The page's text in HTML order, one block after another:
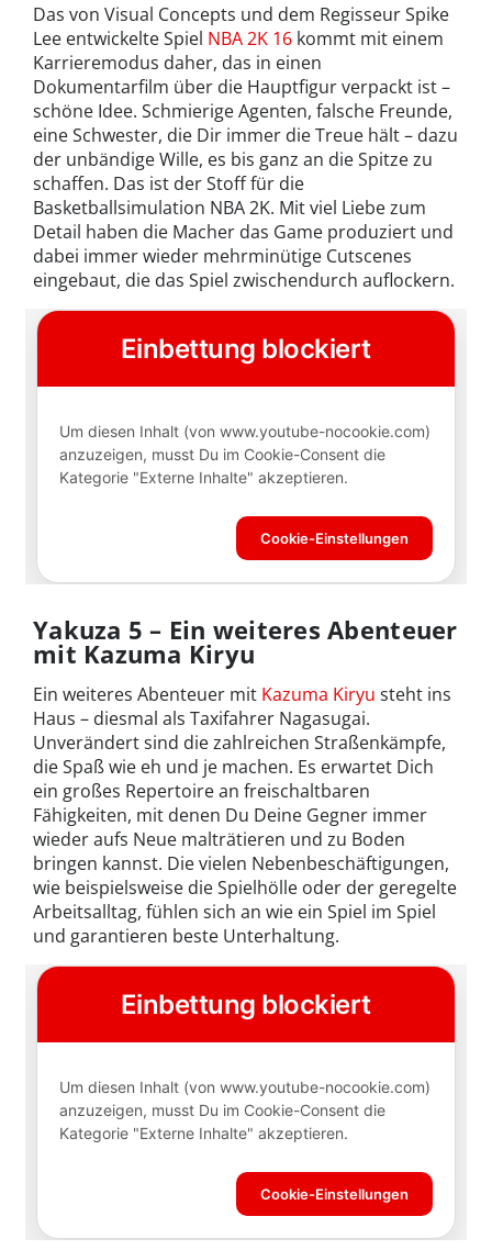
Das von Visual Concepts und dem Regisseur Spike
Lee entwickelte Spiel NBA 2K 16 kommt mit einem
Karrieremodus daher, das in einen
Dokumentarfilm über die Hauptfigur verpackt ist –
schöne Idee. Schmierige Agenten, falsche Freunde,
eine Schwester, die Dir immer die Treue hält – dazu
der unbändige Wille, es bis ganz an die Spitze zu
schaffen. Das ist der Stoff für die
Basketballsimulation NBA 2K. Mit viel Liebe zum
Detail haben die Macher das Game produziert und
dabei immer wieder mehrminütige Cutscenes
eingebaut, die das Spiel zwischendurch auflockern.
Yakuza 5 – Ein weiteres Abenteuer
mit Kazuma Kiryu
Ein weiteres Abenteuer mit Kazuma Kiryu steht ins
Haus – diesmal als Taxifahrer Nagasugai.
Unverändert sind die zahlreichen Straßenkämpfe,
die Spaß wie eh und je machen. Es erwartet Dich
ein großes Repertoire an freischaltbaren
Fähigkeiten, mit denen Du Deine Gegner immer
wieder aufs Neue malträtieren und zu Boden
bringen kannst. Die vielen Nebenbeschäftigungen,
wie beispielsweise die Spielhölle oder der geregelte
Arbeitsalltag, fühlen sich an wie ein Spiel im Spiel
und garantieren beste Unterhaltung.